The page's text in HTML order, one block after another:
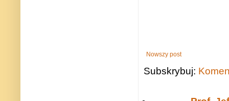
Nowszy post
Subskrybuj: